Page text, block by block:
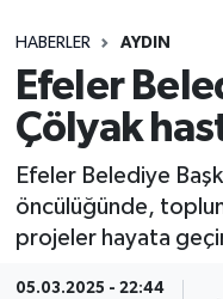
HABERLER AYDIN
Efeler
Çölyak
Efeler Belediye
öncülüğünde,
projeler hayata
05.03.2025 - 22:44